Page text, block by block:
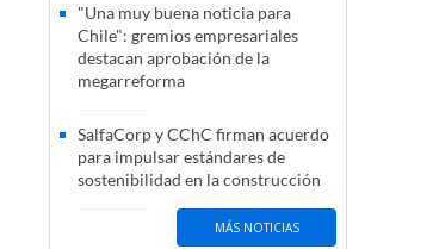
"Una muy buena noticia para
Chile": gremios empresariales
destacan aprobación de la
megarreforma
SalfaCorp y CChC firman acuerdo
para impulsar estándares de
sostenibilidad en la construcción
MÁS NOTICIAS